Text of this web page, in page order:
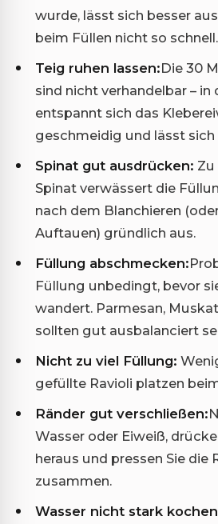
wurde, lässt sich besser
beim Füllen nicht so schnell.
Teig ruhen lassen:Die 30
sind nicht verhandelbar – in
entspannt sich das
geschmeidig und lässt sich
Spinat gut ausdrücken: Zu
Spinat verwässert die
nach dem Blanchieren
Auftauen) gründlich aus.
Füllung abschmecken:
Füllung unbedingt, bevor
wandert. Parmesan,
sollten gut ausbalanciert
Nicht zu viel Füllung:
gefüllte Ravioli platzen
Ränder gut verschließen:
Wasser oder Eiweiß,
heraus und pressen Sie die
zusammen.
Wasser nicht stark